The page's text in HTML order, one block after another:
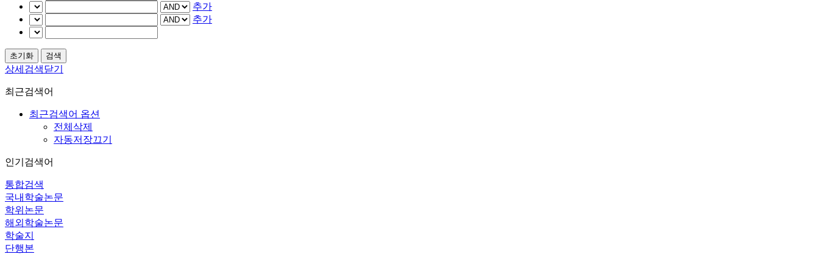
추가
추가
상세검색닫기
최근검색어
최근검색어 옵션
전체삭제
자동저장끄기
인기검색어
통합검색
국내학술논문
학위논문
해외학술논문
학술지
단행본